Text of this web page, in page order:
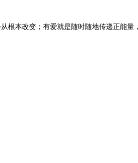
根本改变；有爱就是 随时随地传递正能量